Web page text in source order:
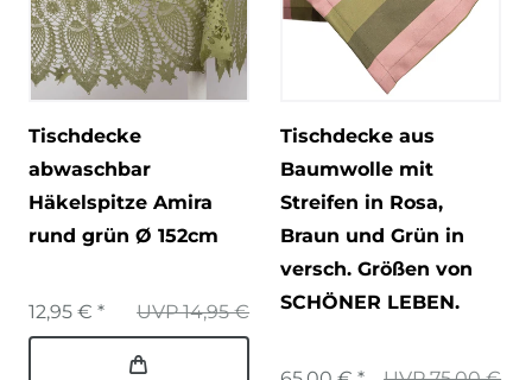
Tischdecke
abwaschbar
Häkelspitze Amira
rund grün Ø 152cm
UVP 14,95 €
12,95 € *
Tischdecke aus
Baumwolle mit
Streifen in Rosa,
Braun und Grün in
versch. Größen von
SCHÖNER LEBEN.